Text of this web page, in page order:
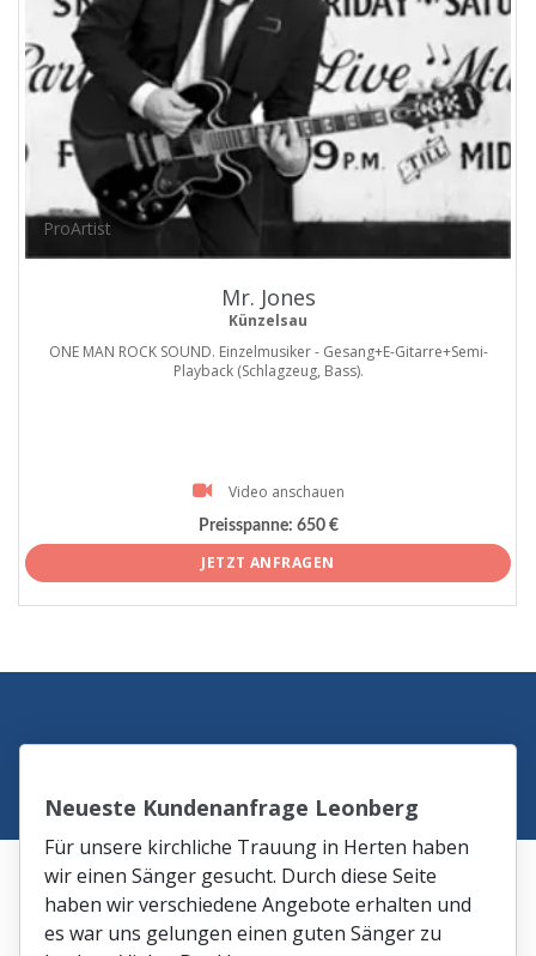
ProArtist
Mr. Jones
Künzelsau
ONE MAN ROCK SOUND. Einzelmusiker - Gesang+E-Gitarre+Semi-
Playback (Schlagzeug, Bass).
Video anschauen
Preisspanne: 650 €
JETZT ANFRAGEN
Neueste Kundenanfrage Leonberg
Für unsere kirchliche Trauung in Herten haben
wir einen Sänger gesucht. Durch diese Seite
haben wir verschiedene Angebote erhalten und
es war uns gelungen einen guten Sänger zu